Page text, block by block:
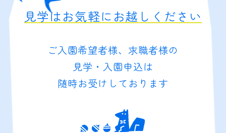
見学はお気軽にお越しください
ご入園希望者様、求職者様の
見学・入園申込は
随時お受けしております